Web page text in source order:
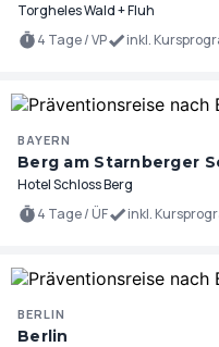
Torgheles Wald + Fluh
4 Tage / VP
inkl.
BAYERN
Berg am Starnberger
Hotel Schloss Berg
4 Tage / ÜF
inkl.
BERLIN
Berlin